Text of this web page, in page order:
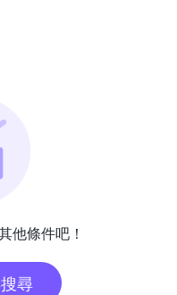
他條件吧！
尋